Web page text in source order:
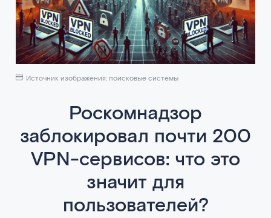
Источник изображения: поисковые системы
Роскомнадзор
заблокировал почти 200
VPN-сервисов: что это
значит для
пользователей?